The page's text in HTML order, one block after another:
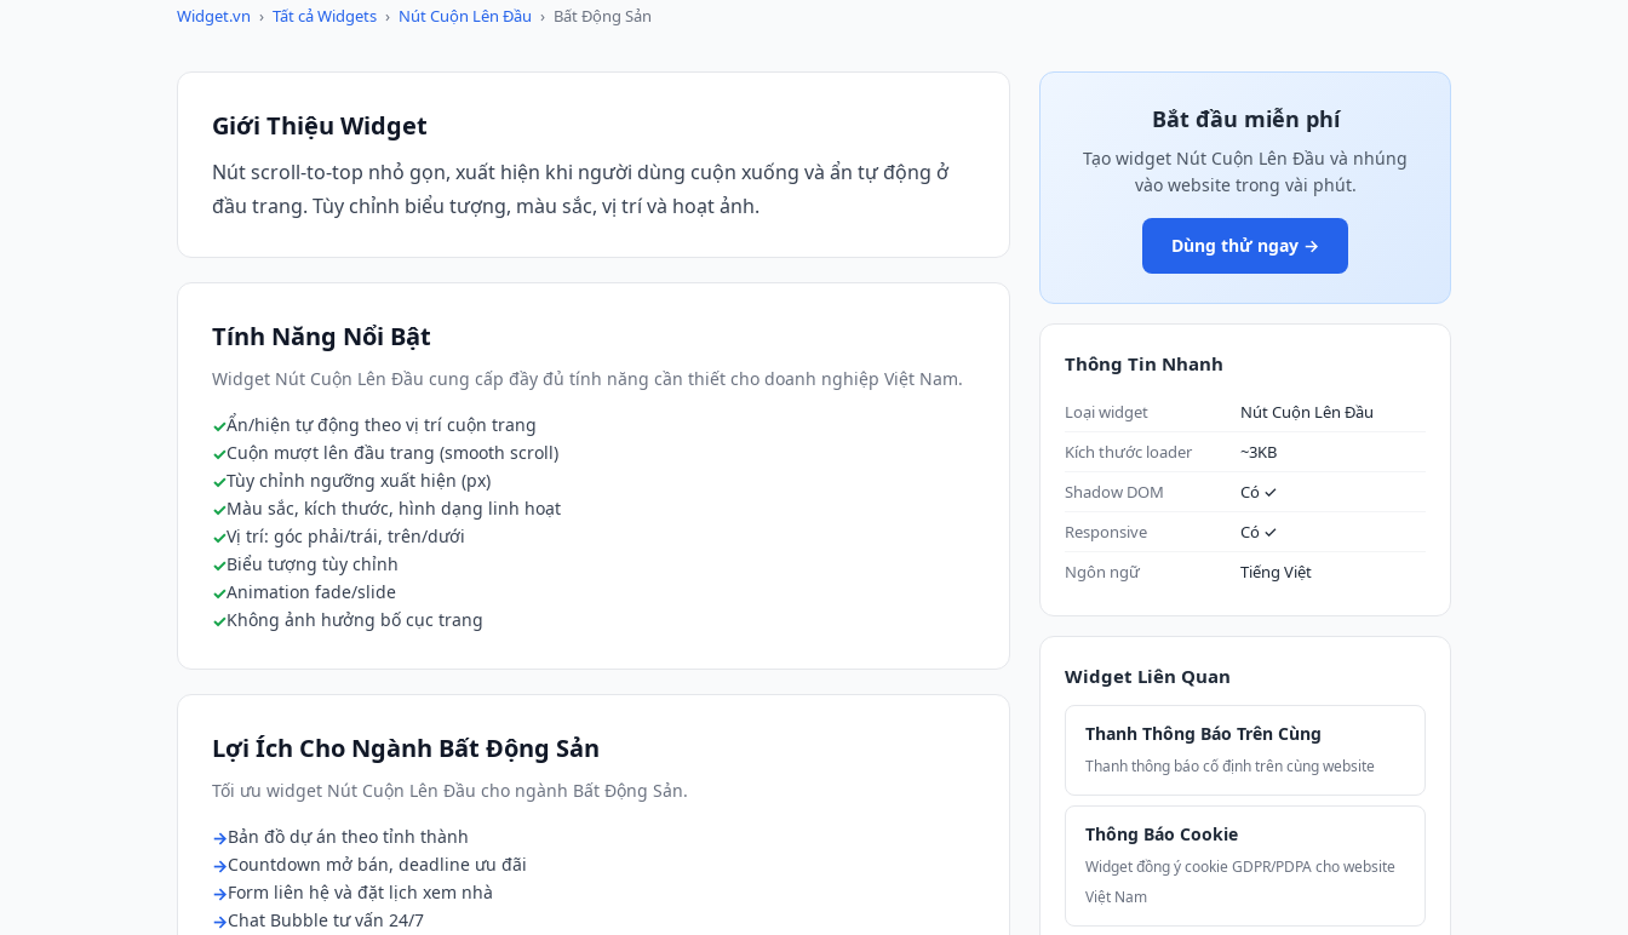
Widget.vn › Tất cả Widgets › Nút Cuộn Lên Đầu › Bất Động Sản
Giới Thiệu Widget
Nút scroll-to-top nhỏ gọn, xuất hiện khi người dùng cuộn xuống và ẩn tự động ở
đầu trang. Tùy chỉnh biểu tượng, màu sắc, vị trí và hoạt ảnh.
Tính Năng Nổi Bật
Widget Nút Cuộn Lên Đầu cung cấp đầy đủ tính năng cần thiết cho doanh nghiệp Việt Nam.
Ẩn/hiện tự động theo vị trí cuộn trang
Cuộn mượt lên đầu trang (smooth scroll)
Tùy chỉnh ngưỡng xuất hiện (px)
Màu sắc, kích thước, hình dạng linh hoạt
Vị trí: góc phải/trái, trên/dưới
Biểu tượng tùy chỉnh
Animation fade/slide
Không ảnh hưởng bố cục trang
Lợi Ích Cho Ngành Bất Động Sản
Tối ưu widget Nút Cuộn Lên Đầu cho ngành Bất Động Sản.
Bản đồ dự án theo tỉnh thành
Countdown mở bán, deadline ưu đãi
Form liên hệ và đặt lịch xem nhà
Chat Bubble tư vấn 24/7
Bắt đầu miễn phí
Tạo widget Nút Cuộn Lên Đầu và nhúng
vào website trong vài phút.
Dùng thử ngay →
Thông Tin Nhanh
Loại widget
Nút Cuộn Lên Đầu
Kích thước loader
~3KB
Shadow DOM
Có ✓
Responsive
Có ✓
Ngôn ngữ
Tiếng Việt
Widget Liên Quan
Thanh Thông Báo Trên Cùng
Thanh thông báo cố định trên cùng website
Thông Báo Cookie
Widget đồng ý cookie GDPR/PDPA cho website
Việt Nam